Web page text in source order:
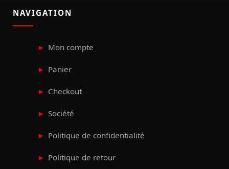
NAVIGATION
Mon compte
Panier
Checkout
Société
Politique de confidentialité
Politique de retour